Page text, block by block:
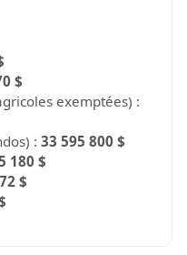
$
exemptées) :
:33 595 800 $
180 $
$